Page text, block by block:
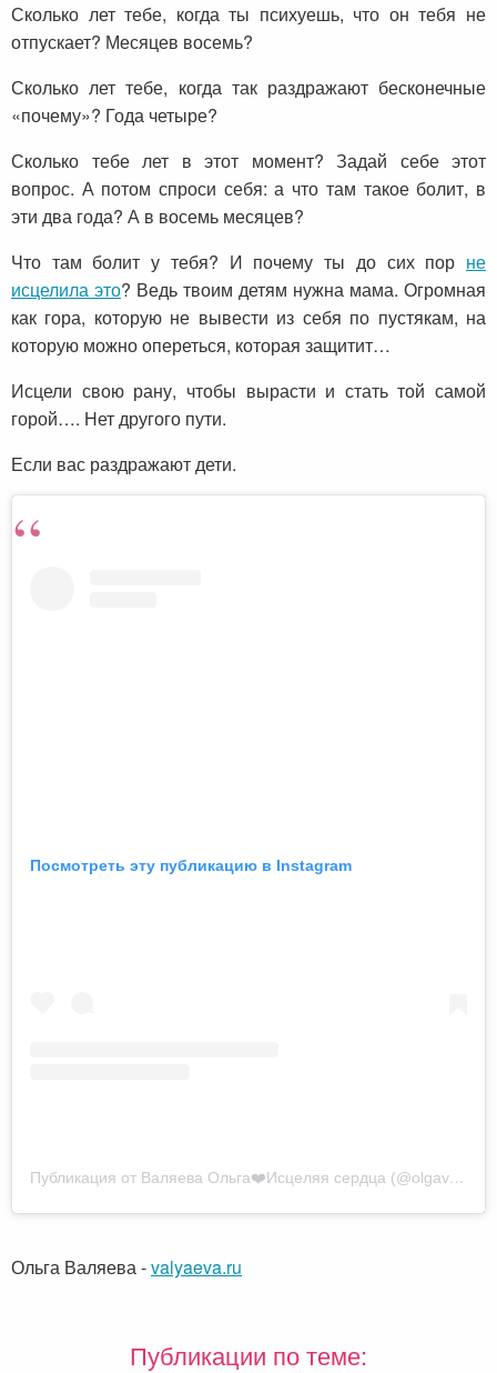
Сколько лет тебе, когда ты психуешь, что он тебя не
отпускает? Месяцев восемь?
Сколько лет тебе, когда так раздражают бесконечные
«почему»? Года четыре?
Сколько тебе лет в этот момент? Задай себе этот
вопрос. А потом спроси себя: а что там такое болит, в
эти два года? А в восемь месяцев?
Что там болит у тебя? И почему ты до сих пор не
исцелила это? Ведь твоим детям нужна мама. Огромная
как гора, которую не вывести из себя по пустякам, на
которую можно опереться, которая защитит…
Исцели свою рану, чтобы вырасти и стать той самой
горой…. Нет другого пути.
Если вас раздражают дети.
Посмотреть эту публикацию в Instagram
Публикация от Валяева Ольга❤️Исцеляя сердца (@olgavalyaeva)
Ольга Валяева-valyaeva.ru
Публикации по теме: